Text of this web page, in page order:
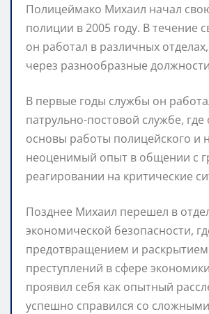
Полицеймако Михаил начал
полиции в 2005 году. В течение
он работал в различных
через разнообразные
В первые годы службы он
патрульно-постовой службе, где
основы работы полицейского и
неоценимый опыт в общении с
реагировании на критические
Позднее Михаил перешел в
экономической безопасности,
предотвращением и раскрытием
преступлений в сфере
проявил себя как опытный
успешно справился со